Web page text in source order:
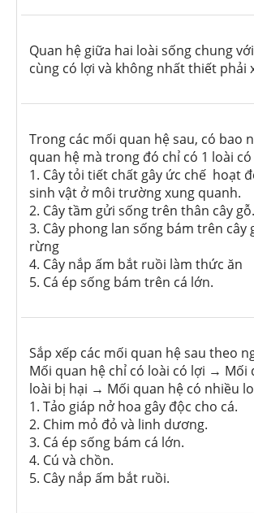
Quan hệ giữa hai loài sống chung
cùng có lợi và không nhất thiết phải
Trong các mối quan hệ sau, có bao
quan hệ mà trong đó chỉ có 1 loài có
1. Cây tỏi tiết chất gây ức chế hoạt
sinh vật ở môi trường xung quanh.
2. Cây tầm gửi sống trên thân cây gỗ.
3. Cây phong lan sống bám trên cây
rừng
4. Cây nắp ấm bắt ruồi làm thức ăn
5. Cá ép sống bám trên cá lớn.
Sắp xếp các mối quan hệ sau theo
Mối quan hệ chỉ có loài có lợi → Mối
loài bị hại → Mối quan hệ có nhiều
1. Tảo giáp nở hoa gây độc cho cá.
2. Chim mỏ đỏ và linh dương.
3. Cá ép sống bám cá lớn.
4. Cú và chồn.
5. Cây nắp ấm bắt ruồi.